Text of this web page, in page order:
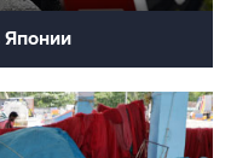
Японии